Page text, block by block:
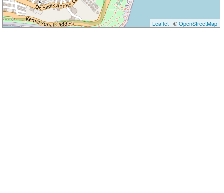
Leaflet| ©OpenStreetMap